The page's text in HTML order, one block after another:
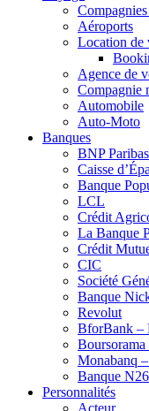
Aéroports
Location de
Agence de
Compagnie
Automobile
Auto-Moto
Banques
BNP Paribas
Caisse
Banque
LCL
Crédit
La Banque
Crédit
CIC
Société
Banque
Revolut
BforBank –
Boursorama
Monabanq –
Banque
Personnalités
Acteur